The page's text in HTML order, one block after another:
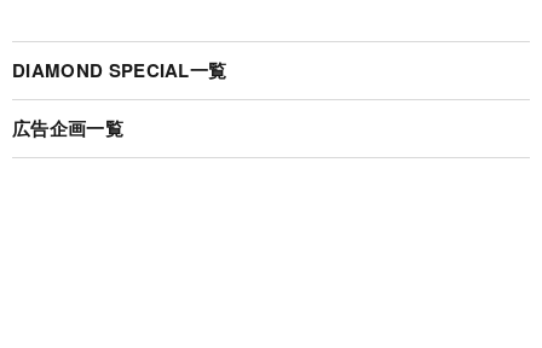
DIAMOND SPECIAL一覧
広告企画一覧